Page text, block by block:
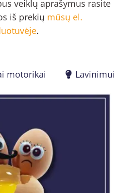
veiklų aprašymus rasite
iš prekių mūsų el.
.
motorikai Lavinimui